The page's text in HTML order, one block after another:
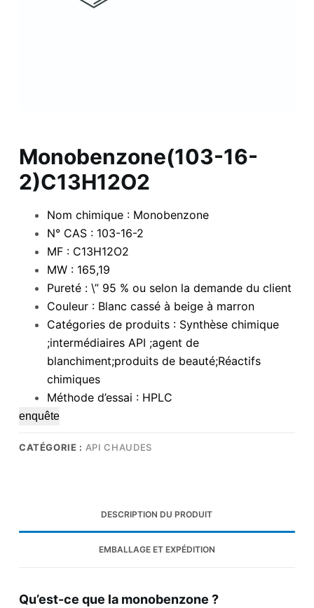
Monobenzone(103-16-
2)C13H12O2
Nom chimique : Monobenzone
N° CAS : 103-16-2
MF : C13H12O2
MW : 165,19
Pureté : \” 95 % ou selon la demande du client
Couleur : Blanc cassé à beige à marron
Catégories de produits : Synthèse chimique
;intermédiaires API ;agent de
blanchiment;produits de beauté;Réactifs
chimiques
Méthode d’essai : HPLC
enquête
CATÉGORIE : API CHAUDES
DESCRIPTION DU PRODUIT
EMBALLAGE ET EXPÉDITION
Qu’est-ce que la monobenzone ?